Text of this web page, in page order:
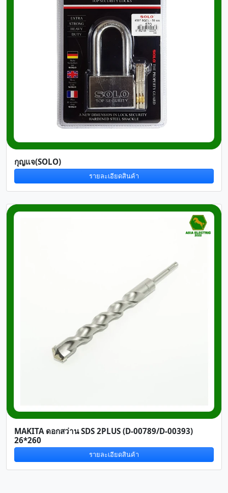
กุญแจ(SOLO)
รายละเอียดสินค้า
MAKITA ดอกสว่าน SDS 2PLUS (D-00789/D-00393)
26*260
รายละเอียดสินค้า